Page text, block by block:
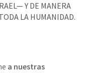
Y DE MANERA
LA HUMANIDAD.
a nuestras